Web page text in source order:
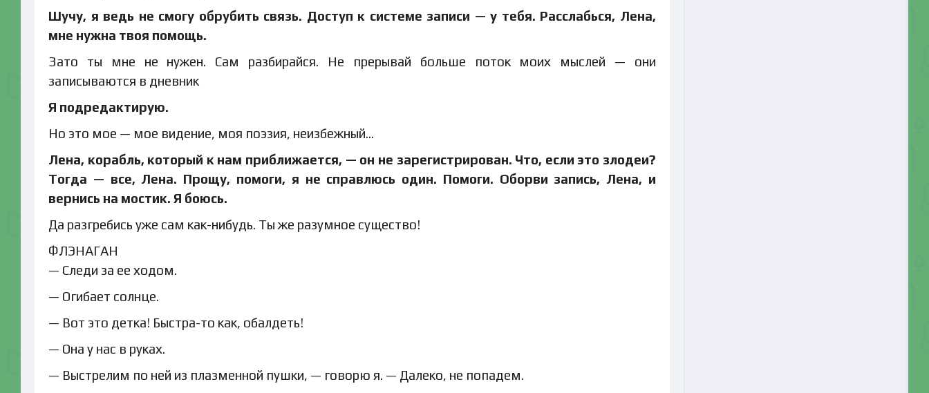
Шучу, я ведь не смогу обрубить связь. Доступ к системе записи — у тебя. Расслабься, Лена,
мне нужна твоя помощь.
Зато ты мне не нужен. Сам разбирайся. Не прерывай больше поток моих мыслей — они
записываются в дневник
Я подредактирую.
Но это мое — мое видение, моя поэзия, неизбежный…
Лена, корабль, который к нам приближается, — он не зарегистрирован. Что, если это злодеи?
Тогда — все, Лена. Прощу, помоги, я не справлюсь один. Помоги. Оборви запись, Лена, и
вернись на мостик. Я боюсь.
Да разгребись уже сам как-нибудь. Ты же разумное существо!
ФЛЭНАГАН
— Следи за ее ходом.
— Огибает солнце.
— Вот это детка! Быстра-то как, обалдеть!
— Она у нас в руках.
— Выстрелим по ней из плазменной пушки, — говорю я. — Далеко, не попадем.